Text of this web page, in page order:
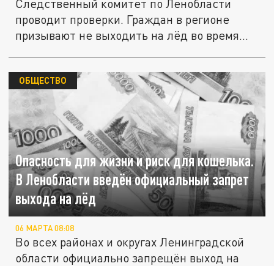
Следственный комитет по Ленобласти
проводит проверки. Граждан в регионе
призывают не выходить на лёд во время...
Опасность для жизни и риск для кошелька.
В Ленобласти введён официальный запрет
выхода на лёд
ОБЩЕСТВО
06 МАРТА 08:08
Во всех районах и округах Ленинградской
области официально запрещён выход на